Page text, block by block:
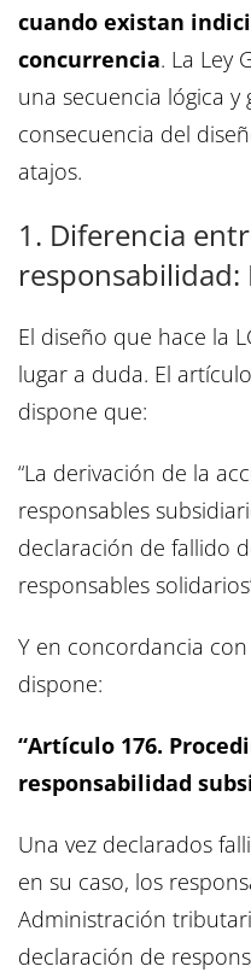
cuando existan
concurrencia. La Ley
una secuencia lógica y
consecuencia del
atajos.
1. Diferencia
responsabilidad:
El diseño que hace la
lugar a duda. El
dispone que:
“La derivación de la
responsables
declaración de fallido
responsables
Y en concordancia
dispone:
“Artículo 176.
responsabilidad
Una vez declarados
en su caso, los
Administración
declaración de